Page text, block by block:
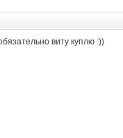
виту куплю :))